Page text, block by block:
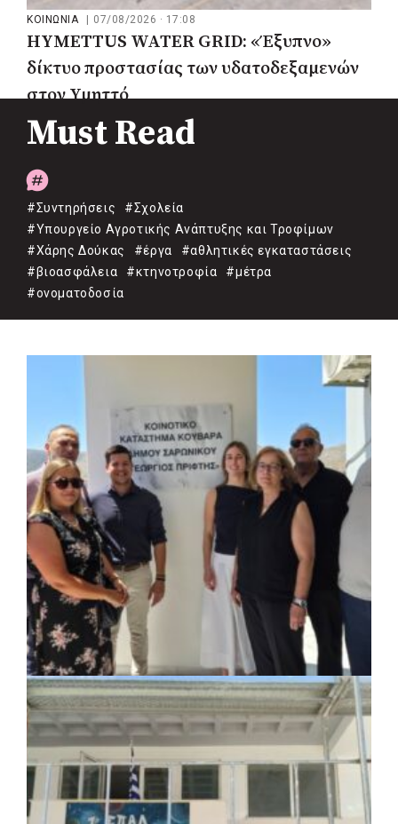
ΚΟΙΝΩΝΙΑ | 07/08/2026 · 17:08
HYMETTUS WATER GRID: «Έξυπνο»
δίκτυο προστασίας των υδατοδεξαμενών
στον Υμηττό
Must Read
#Συντηρήσεις
#Σχολεία
#Υπουργείο Αγροτικής Ανάπτυξης και Τροφίμων
#Χάρης Δούκας
#έργα
#αθλητικές εγκαταστάσεις
#βιοασφάλεια
#κτηνοτροφία
#μέτρα
#ονοματοδοσία
ΚΟΙΝΩΝΙΑ | 07/08/2026 · 18:01
Το Δημοτικό Κατάστημα Κουβαρά φέρει
πλέον το όνομα «Γεώργιος Πρίφτης»